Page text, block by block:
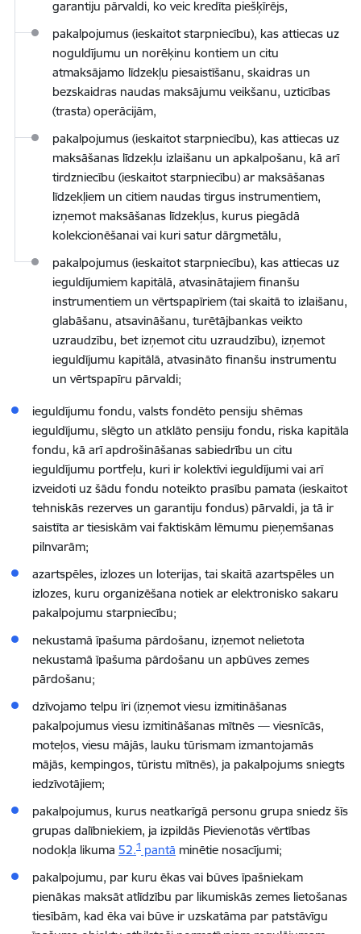
garantiju pārvaldi, ko veic kredīta piešķīrējs,
pakalpojumus (ieskaitot starpniecību), kas attiecas uz
noguldījumu un norēķinu kontiem un citu
atmaksājamo līdzekļu piesaistīšanu, skaidras un
bezskaidras naudas maksājumu veikšanu, uzticības
(trasta) operācijām,
pakalpojumus (ieskaitot starpniecību), kas attiecas uz
maksāšanas līdzekļu izlaišanu un apkalpošanu, kā arī
tirdzniecību (ieskaitot starpniecību) ar maksāšanas
līdzekļiem un citiem naudas tirgus instrumentiem,
izņemot maksāšanas līdzekļus, kurus piegādā
kolekcionēšanai vai kuri satur dārgmetālu,
pakalpojumus (ieskaitot starpniecību), kas attiecas uz
ieguldījumiem kapitālā, atvasinātajiem finanšu
instrumentiem un vērtspapīriem (tai skaitā to izlaišanu,
glabāšanu, atsavināšanu, turētājbankas veikto
uzraudzību, bet izņemot citu uzraudzību), izņemot
ieguldījumu kapitālā, atvasināto finanšu instrumentu
un vērtspapīru pārvaldi;
ieguldījumu fondu, valsts fondēto pensiju shēmas
ieguldījumu, slēgto un atklāto pensiju fondu, riska kapitāla
fondu, kā arī apdrošināšanas sabiedrību un citu
ieguldījumu portfeļu, kuri ir kolektīvi ieguldījumi vai arī
izveidoti uz šādu fondu noteikto prasību pamata (ieskaitot
tehniskās rezerves un garantiju fondus) pārvaldi, ja tā ir
saistīta ar tiesiskām vai faktiskām lēmumu pieņemšanas
pilnvarām;
azartspēles, izlozes un loterijas, tai skaitā azartspēles un
izlozes, kuru organizēšana notiek ar elektronisko sakaru
pakalpojumu starpniecību;
nekustamā īpašuma pārdošanu, izņemot nelietota
nekustamā īpašuma pārdošanu un apbūves zemes
pārdošanu;
dzīvojamo telpu īri (izņemot viesu izmitināšanas
pakalpojumus viesu izmitināšanas mītnēs — viesnīcās,
moteļos, viesu mājās, lauku tūrismam izmantojamās
mājās, kempingos, tūristu mītnēs), ja pakalpojums sniegts
iedzīvotājiem;
pakalpojumus, kurus neatkarīgā personu grupa sniedz šīs
grupas dalībniekiem, ja izpildās Pievienotās vērtības
nodokļa likuma 52.1 pantā minētie nosacījumi;
pakalpojumu, par kuru ēkas vai būves īpašniekam
pienākas maksāt atlīdzību par likumiskās zemes lietošanas
tiesībām, kad ēka vai būve ir uzskatāma par patstāvīgu